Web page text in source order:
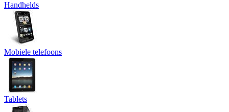
Handhelds
Mobiele telefoons
Tablets